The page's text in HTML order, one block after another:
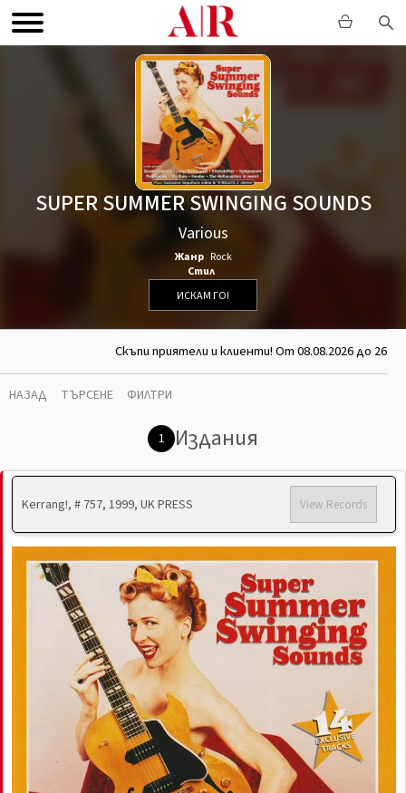
SUPER SUMMER SWINGING SOUNDS
Various
Жанр Rock
Стил
ИСКАМ ГО!
Скъпи приятели и клиенти! От 08.08.2026 до
НАЗАД ТЪРСЕНЕ ФИЛТРИ
1 Издания
Kerrang!, # 757, 1999, UK PRESS View Records